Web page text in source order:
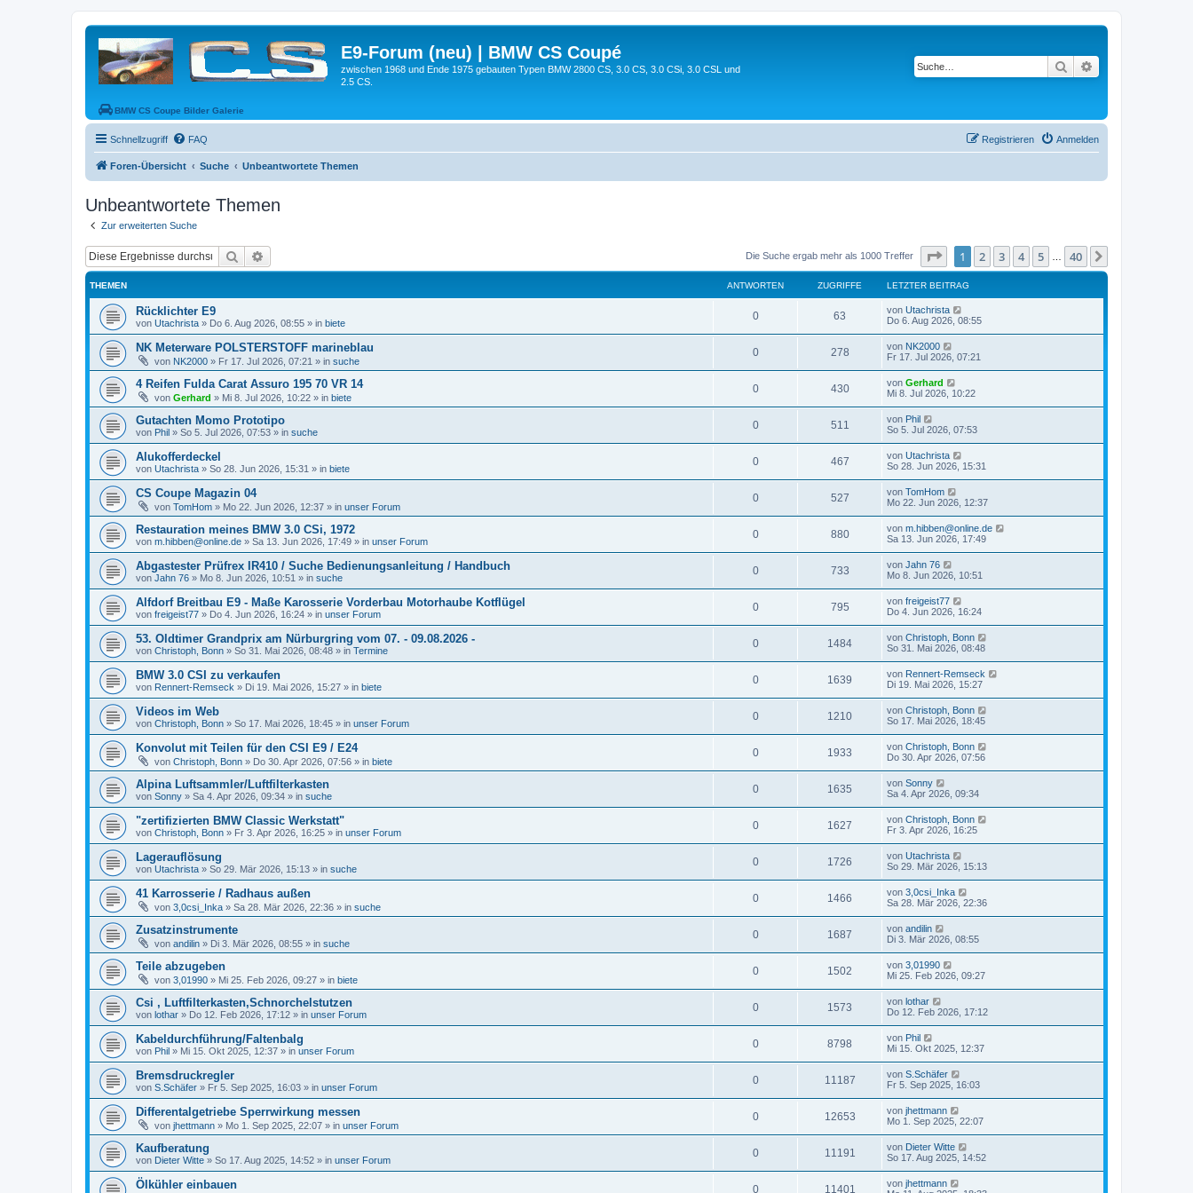
E9-Forum (neu) | BMW CS Coupé
zwischen 1968 und Ende 1975 gebauten Typen BMW 2800 CS, 3.0 CS, 3.0 CSi, 3.0 CSL und
2.5 CS.
BMW CS Coupe Bilder Galerie
Suche
Schnellzugriff FAQ Anmelden
Registrieren
Foren-Übersicht Suche Unbeantwortete Themen
Unbeantwortete Themen
Zur erweiterten Suche
Suche Die Suche ergab mehr als 1000 Treffer Seite von40
1 2 3 4 5 40
THEMEN ANTWORTEN ZUGRIFFE LETZTER BEITRAG
Rücklichter E9
von Utachrista » Do 6. Aug 2026, 08:55 » in biete
0 63 von Utachrista
Do 6. Aug 2026, 08:55
NK Meterware POLSTERSTOFF marineblau
von NK2000 » Fr 17. Jul 2026, 07:21 » in suche
0 278 von NK2000
Fr 17. Jul 2026, 07:21
4 Reifen Fulda Carat Assuro 195 70 VR 14
von Gerhard » Mi 8. Jul 2026, 10:22 » in biete
0 430 von Gerhard
Mi 8. Jul 2026, 10:22
Gutachten Momo Prototipo
von Phil » So 5. Jul 2026, 07:53 » in suche
0 511 von Phil
So 5. Jul 2026, 07:53
Alukofferdeckel
von Utachrista » So 28. Jun 2026, 15:31 » in biete
0 467 von Utachrista
So 28. Jun 2026, 15:31
CS Coupe Magazin 04
von TomHom » Mo 22. Jun 2026, 12:37 » in unser Forum
0 527 von TomHom
Mo 22. Jun 2026, 12:37
Restauration meines BMW 3.0 CSi, 1972
von m.hibben@online.de » Sa 13. Jun 2026, 17:49 » in unser Forum
0 880 von m.hibben@online.de
Sa 13. Jun 2026, 17:49
Abgastester Prüfrex IR410 / Suche Bedienungsanleitung / Handbuch
von Jahn 76 » Mo 8. Jun 2026, 10:51 » in suche
0 733 von Jahn 76
Mo 8. Jun 2026, 10:51
Alfdorf Breitbau E9 - Maße Karosserie Vorderbau Motorhaube Kotflügel
von freigeist77 » Do 4. Jun 2026, 16:24 » in unser Forum
0 795 von freigeist77
Do 4. Jun 2026, 16:24
53. Oldtimer Grandprix am Nürburgring vom 07. - 09.08.2026 -
von Christoph, Bonn » So 31. Mai 2026, 08:48 » in Termine
0 1484 von Christoph, Bonn
So 31. Mai 2026, 08:48
BMW 3.0 CSI zu verkaufen
von Rennert-Remseck » Di 19. Mai 2026, 15:27 » in biete
0 1639 von Rennert-Remseck
Di 19. Mai 2026, 15:27
Videos im Web
von Christoph, Bonn » So 17. Mai 2026, 18:45 » in unser Forum
0 1210 von Christoph, Bonn
So 17. Mai 2026, 18:45
Konvolut mit Teilen für den CSI E9 / E24
von Christoph, Bonn » Do 30. Apr 2026, 07:56 » in biete
0 1933 von Christoph, Bonn
Do 30. Apr 2026, 07:56
Alpina Luftsammler/Luftfilterkasten
von Sonny » Sa 4. Apr 2026, 09:34 » in suche
0 1635 von Sonny
Sa 4. Apr 2026, 09:34
"zertifizierten BMW Classic Werkstatt"
von Christoph, Bonn » Fr 3. Apr 2026, 16:25 » in unser Forum
0 1627 von Christoph, Bonn
Fr 3. Apr 2026, 16:25
Lagerauflösung
von Utachrista » So 29. Mär 2026, 15:13 » in suche
0 1726 von Utachrista
So 29. Mär 2026, 15:13
41 Karrosserie / Radhaus außen
von 3,0csi_Inka » Sa 28. Mär 2026, 22:36 » in suche
0 1466 von 3,0csi_Inka
Sa 28. Mär 2026, 22:36
Zusatzinstrumente
von andilin » Di 3. Mär 2026, 08:55 » in suche
0 1687 von andilin
Di 3. Mär 2026, 08:55
Teile abzugeben
von 3,01990 » Mi 25. Feb 2026, 09:27 » in biete
0 1502 von 3,01990
Mi 25. Feb 2026, 09:27
Csi , Luftfilterkasten,Schnorchelstutzen
von lothar » Do 12. Feb 2026, 17:12 » in unser Forum
0 1573 von lothar
Do 12. Feb 2026, 17:12
Kabeldurchführung/Faltenbalg
von Phil » Mi 15. Okt 2025, 12:37 » in unser Forum
0 8798 von Phil
Mi 15. Okt 2025, 12:37
Bremsdruckregler
von S.Schäfer » Fr 5. Sep 2025, 16:03 » in unser Forum
0 11187 von S.Schäfer
Fr 5. Sep 2025, 16:03
Differentalgetriebe Sperrwirkung messen
von jhettmann » Mo 1. Sep 2025, 22:07 » in unser Forum
0 12653 von jhettmann
Mo 1. Sep 2025, 22:07
Kaufberatung
von Dieter Witte » So 17. Aug 2025, 14:52 » in unser Forum
0 11191 von Dieter Witte
So 17. Aug 2025, 14:52
Ölkühler einbauen 0 11401 von jhettmann